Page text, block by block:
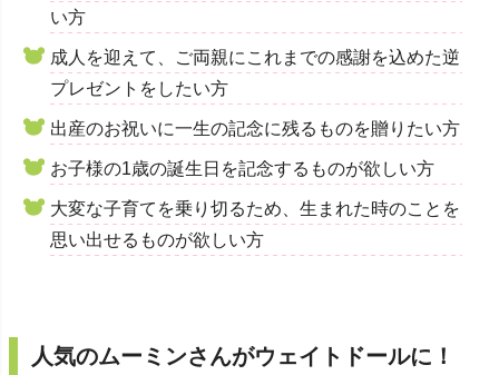
い方
成人を迎えて、ご両親にこれまでの感謝を込めた逆
プレゼントをしたい方
出産のお祝いに一生の記念に残るものを贈りたい方
お子様の1歳の誕生日を記念するものが欲しい方
大変な子育てを乗り切るため、生まれた時のことを
思い出せるものが欲しい方
人気のムーミンさんがウェイトドールに！